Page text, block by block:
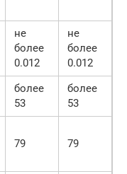
не
более
0.012
не
более
0.012
более
53
более
53
79 79